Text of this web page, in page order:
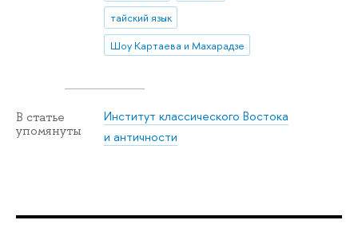
тайский язык
Шоу Картаева и Махарадзе
В статье
упомянуты
Институт классического Востока
и античности